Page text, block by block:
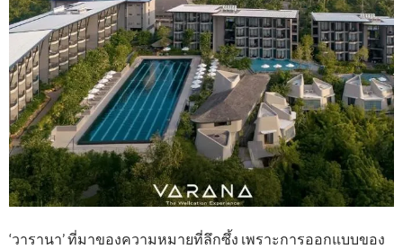
‘วารานา’ ที่มาของความหมายที่ลึกซึ้ง เพราะการออกแบบของ